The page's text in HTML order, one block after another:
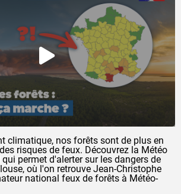
climatique, nos forêts sont de plus en
risques de feux. Découvrez la Météo
permet d'alerter sur les dangers de
où l'on retrouve Jean-Christophe
national feux de forêts à Météo-